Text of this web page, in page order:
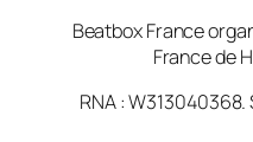
Beatbox France
France de
RNA :